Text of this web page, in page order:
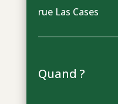
rue Las Cases
Quand ?